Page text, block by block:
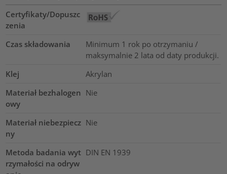
Certyfikaty/Dopuszc
zenia
Czas składowania
Minimum 1 rok po otrzymaniu /
maksymalnie 2 lata od daty produkcji.
Klej
Akrylan
Materiał bezhalogen
owy
Nie
Materiał niebezpiecz
ny
Nie
Metoda badania wyt
rzymałości na odryw
DIN EN 1939